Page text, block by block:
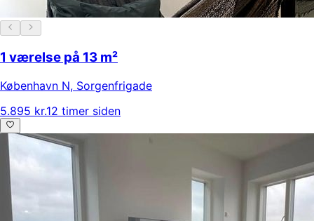
1 værelse på 13 m²
København N, Sorgenfrigade
5.895 kr.12 timer siden